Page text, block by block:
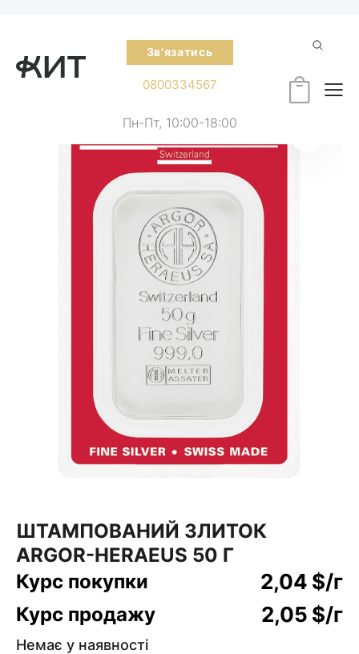
Зв'язатись
0800334567
Пн-Пт, 10:00-18:00
ШТАМПОВАНИЙ ЗЛИТОК
ARGOR-HERAEUS 50 Г
Курс покупки
2,04 $/г
Курс продажу 2,05 $/г
Немає у наявності